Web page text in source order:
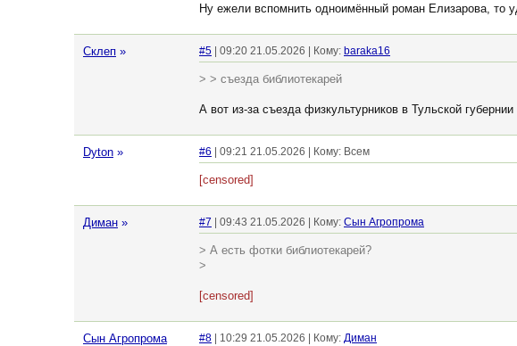
Ну ежели вспомнить одноимённый роман Елизарова, то
Склеп » #5 | 09:20 21.05.2026 | Кому: baraka16
> > съезда библиотекарей
А вот из-за съезда физкультурников в Тульской
Dyton » #6 | 09:21 21.05.2026 | Кому: Всем
[censored]
Диман » #7 | 09:43 21.05.2026 | Кому: Сын Агропрома
> А есть фотки библиотекарей?
>
[censored]
Сын Агропрома #8 | 10:29 21.05.2026 | Кому: Диман